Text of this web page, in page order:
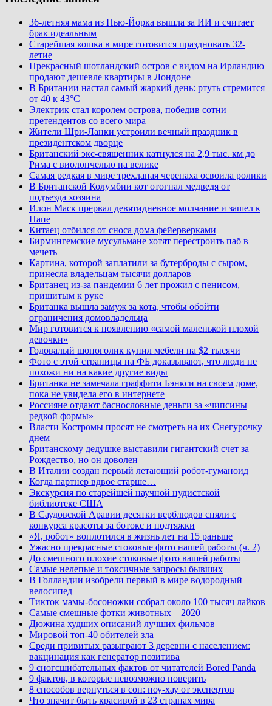
36-летняя мама из Нью-Йорка вышла за ИИ и считает
брак идеальным
Старейшая кошка в мире готовится праздновать 32-
летие
Прекрасный шотландский остров с видом на Ирландию
продают дешевле квартиры в Лондоне
В Британии настал самый жаркий день: ртуть стремится
от 40 к 43°C
Электрик стал королем острова, победив сотни
претендентов со всего мира
Жители Шри-Ланки устроили вечный праздник в
президентском дворце
Британский экс-священник катнулся на 2,9 тыс. км до
Рима с виолончелью на велике
Самая редкая в мире трехлапая черепаха освоила ролики
В Британской Колумбии кот отогнал медведя от
подъезда хозяина
Илон Маск прервал девятидневное молчание и зашел к
Папе
Китаец отбился от сноса дома фейерверками
Бирмингемские мусульмане хотят перестроить паб в
мечеть
Картина, которой заплатили за бутерброды с сыром,
принесла владельцам тысячи долларов
Британец из-за пандемии 6 лет прожил с пенисом,
пришитым к руке
Британка вышла замуж за кота, чтобы обойти
ограничения домовладельца
Мир готовится к появлению «самой маленькой плохой
девочки»
Годовалый шопоголик купил мебели на $2 тысячи
Фото с этой страницы на ФБ доказывают, что люди не
похожи ни на какие другие виды
Британка не замечала граффити Бэнкси на своем доме,
пока не увидела его в интернете
Россияне отдают баснословные деньги за «чипсины
редкой формы»
Власти Костромы просят не смотреть на их Снегурочку
днем
Британскому дедушке выставили гигантский счет за
Рождество, но он доволен
В Италии создан первый летающий робот-гуманоид
Когда партнер вдвое старше…
Экскурсия по старейшей научной нудистской
библиотеке США
В Саудовской Аравии десятки верблюдов сняли с
конкурса красоты за ботокс и подтяжки
«Я, робот» воплотился в жизнь лет на 15 раньше
Ужасно прекрасные стоковые фото нашей работы (ч. 2)
До смешного плохие стоковые фото вашей работы
Самые нелепые и токсичные запросы бывших
В Голландии изобрели первый в мире водородный
велосипед
Тикток мамы-босоножки собрал около 100 тысяч лайков
Самые смешные фотки животных – 2020
Дюжина худших описаний лучших фильмов
Мировой топ-40 обителей зла
Среди привитых разыграют 3 деревни с населением:
вакцинация как генератор позитива
9 сногсшибательных фактов от читателей Bored Panda
9 фактов, в которые невозможно поверить
8 способов вернуться в сон: ноу-хау от экспертов
Что значит быть красивой в 23 странах мира